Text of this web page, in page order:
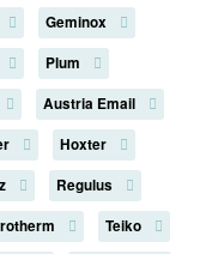
Geminox
Plum
Austria Email
Hoxter
Regulus
Teiko